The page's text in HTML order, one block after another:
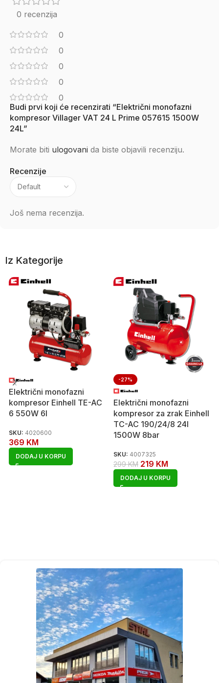
0 recenzija
0
0
0
0
0
Recenzije
Još nema recenzija.
Budi prvi koji će recenzirati “Električni monofazni
kompresor Villager VAT 24 L Prime 057615 1500W
24L”
Morate biti ulogovani da biste objavili recenziju.
Iz Kategorije
Električni monofazni
kompresor Einhell TE-AC
6 550W 6l
SKU: 4020600
369 KM
DODAJ U KORPU
-27%
Električni monofazni
kompresor za zrak Einhell
TC-AC 190/24/8 24l
1500W 8bar
SKU: 4007325
299KM 219 KM
DODAJ U KORPU